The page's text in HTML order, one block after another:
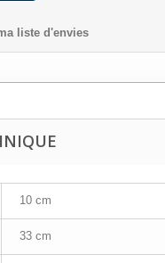
liste d'envies
10 cm
33 cm